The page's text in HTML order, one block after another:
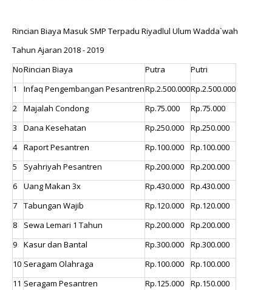
Rincian Biaya Masuk SMP Terpadu Riyadlul Ulum Wadda`wah
Tahun Ajaran 2018 - 2019
NoRincian Biaya Putra
Putri
1
Infaq Pengembangan PesantrenRp.2.500.000Rp.2.500.000
2
Majalah Condong Rp.75.000
Rp.75.000
3
Dana Kesehatan Rp.250.000
Rp.250.000
4
Raport Pesantren Rp.100.000
Rp.100.000
5
Syahriyah Pesantren Rp.200.000
Rp.200.000
6
Uang Makan 3x Rp.430.000
Rp.430.000
7
Tabungan Wajib Rp.120.000
Rp.120.000
8
Sewa Lemari 1 Tahun Rp.200.000
Rp.200.000
9
Kasur dan Bantal Rp.300.000
Rp.300.000
10 Seragam Olahraga Rp.100.000
Rp.100.000
11 Seragam Pesantren Rp.125.000
Rp.150.000